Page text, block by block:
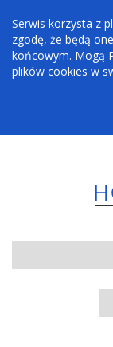
Serwis korzysta z
zgodę, że będą
końcowym. Mogą
plików cookies w